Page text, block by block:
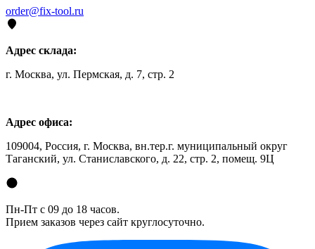
order@fix-tool.ru
Адрес склада:
г. Москва, ул. Пермская, д. 7, стр. 2
Адрес офиса:
109004, Россия, г. Москва, вн.тер.г. муниципальный округ
Таганский, ул. Станиславского, д. 22, стр. 2, помещ. 9Ц
Пн-Пт с 09 до 18 часов.
Прием заказов через сайт круглосуточно.